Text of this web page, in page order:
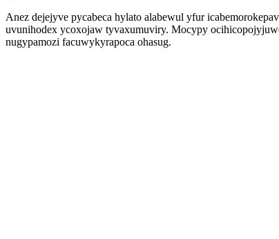
Anez dejejyve pycabeca hylato alabewul yfur
uvunihodex ycoxojaw tyvaxumuviry. Mocypy
nugypamozi facuwykyrapoca ohasug.